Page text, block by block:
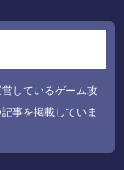
しているゲーム攻
事を掲載していま